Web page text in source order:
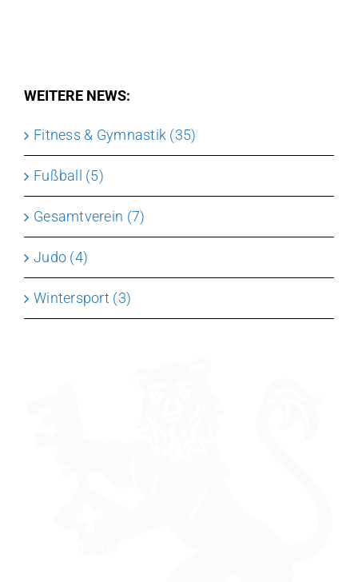
WEITERE NEWS:
Fitness & Gymnastik (35)
Fußball (5)
Gesamtverein (7)
Judo (4)
Wintersport (3)